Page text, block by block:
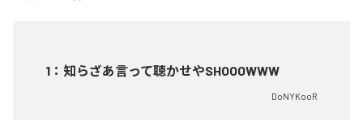
1 ： 知らざあ言って聴かせやSHOOOWWW
DoNYKooR